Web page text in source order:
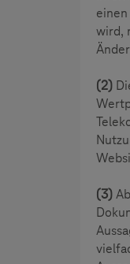
wird,
(2)
(3)